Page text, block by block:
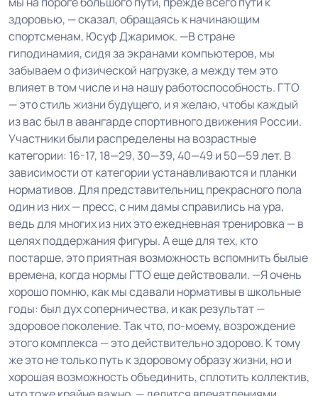
здоровью, — сказал, обращаясь к начинающим
спортсменам, Юсуф Джаримок. —В стране
гиподинамия, сидя за экранами компьютеров, мы
забываем о физической нагрузке, а между тем это
влияет в том числе и на нашу работоспособность. ГТО
— это стиль жизни будущего, и я желаю, чтобы каждый
из вас был в авангарде спортивного движения России.
Участники были распределены на возрастные
категории: 16-17, 18—29, 30—39, 40—49 и 50—59 лет. В
зависимости от категории устанавливаются и планки
нормативов. Для представительниц прекрасного пола
один из них — пресс, с ним дамы справились на ура,
ведь для многих из них это ежедневная тренировка — в
целях поддержания фигуры. А еще для тех, кто
постарше, это приятная возможность вспомнить былые
времена, когда нормы ГТО еще действовали. —Я очень
хорошо помню, как мы сдавали нормативы в школьные
годы: был дух соперничества, и как результат —
здоровое поколение. Так что, по-моему, возрождение
этого комплекса — это действительно здорово. К тому
же это не только путь к здоровому образу жизни, но и
хорошая возможность объединить, сплотить коллектив,